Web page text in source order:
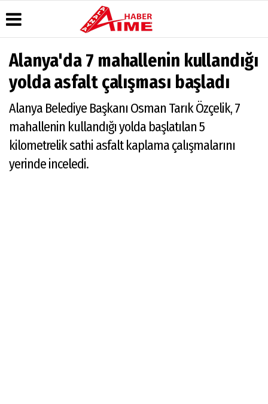
Üye Paneli
Haber
Dergi
Arşivi
Günün
Haberleri
Durumu
Gazete
Manşetleri
Anketler
Biyografiler
Yazarları
Galeri
Foto
AlanyaTime
TV
Moovit
Alanya-
& Antalya
Canlı Uçak
Alanya'da 7 mahallenin kullandığı
yolda asfalt çalışması başladı
Alanya Belediye Başkanı Osman Tarık Özçelik, 7
mahallenin kullandığı yolda başlatılan 5
kilometrelik sathi asfalt kaplama çalışmalarını
yerinde inceledi.